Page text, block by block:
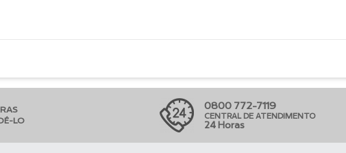
LO
0800 772-7119
CENTRAL DE ATENDIMENTO
24 Horas